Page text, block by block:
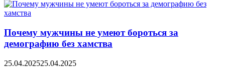
Почему мужчины не умеют бороться за
демографию без хамства
25.04.202525.04.2025